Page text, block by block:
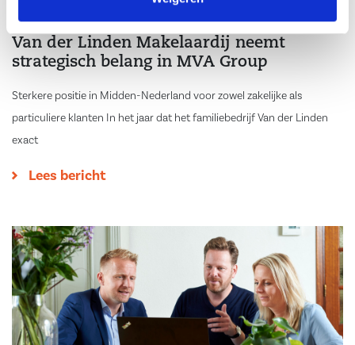
03-11-25
Van der Linden Makelaardij neemt
strategisch belang in MVA Group
Sterkere positie in Midden-Nederland voor zowel zakelijke als
particuliere klanten In het jaar dat het familiebedrijf Van der Linden
exact
Lees bericht